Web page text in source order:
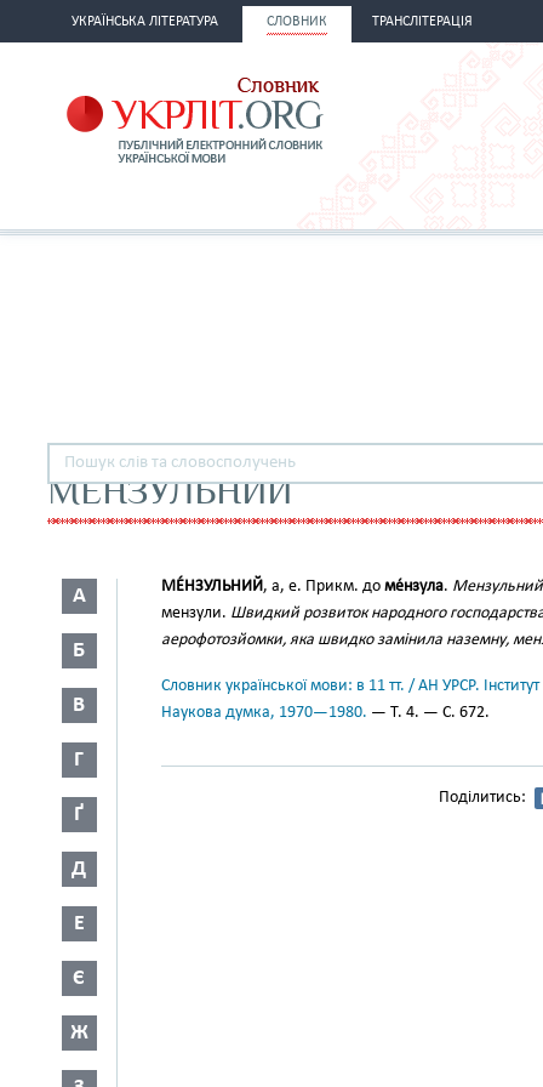
УКРАЇНСЬКА ЛІТЕРАТУРА СЛОВНИК ТРАНСЛІТЕРАЦІЯ
МЕНЗУЛЬНИЙ
А
Б
В
Г
Ґ
Д
Е
Є
Ж
МЕ́НЗУЛЬНИЙ, а, е. Прикм. до ме́нзула.
мензули. Швидкий розвиток народного
аерофотозйомки, яка швидко замінила наземну,
Словник української мови: в 11 тт. / АН УРСР.
Наукова думка, 1970—1980. — Т. 4. — С. 672.
Поділитись: